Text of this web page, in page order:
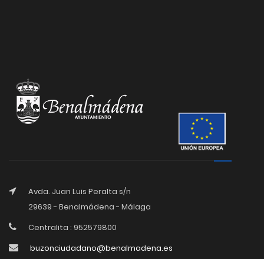
Avda. Juan Luis Peralta s/n
29639 - Benalmádena - Málaga
Centralita : 952579800
buzonciudadano@benalmadena.es